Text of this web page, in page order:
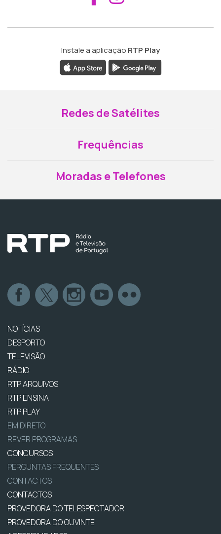
Instale a aplicação RTP Play
Redes de Satélites
Frequências
Moradas e Telefones
NOTÍCIAS
DESPORTO
TELEVISÃO
RÁDIO
RTP ARQUIVOS
RTP ENSINA
RTP PLAY
EM DIRETO
REVER PROGRAMAS
CONCURSOS
PERGUNTAS FREQUENTES
CONTACTOS
CONTACTOS
PROVEDORA DO TELESPECTADOR
PROVEDORA DO OUVINTE